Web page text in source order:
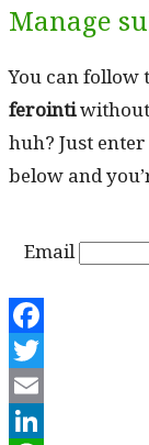
Manage
You can fol­low
fer­oin­tiwith­out
huh? Just
below and
Email
Facebook
Twitter
Email